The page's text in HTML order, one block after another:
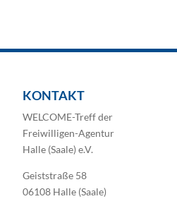
KONTAKT
WELCOME-Treff der
Freiwilligen-Agentur
Halle (Saale) e.V.
Geiststraße 58
06108 Halle (Saale)